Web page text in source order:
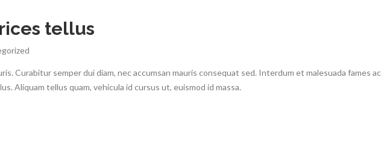
tellus
Curabitur semper dui diam, nec accumsan mauris consequat sed. Interdum et malesuada fames
Aliquam tellus quam, vehicula id cursus ut, euismod id massa.